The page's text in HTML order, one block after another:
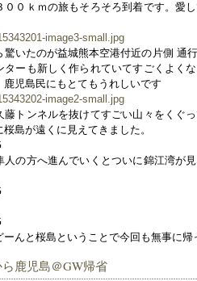
００ｋｍの旅もそろそろ到着です。愛
驚いたのが益城熊本空港付近の片側 通
ターも新しく作られていてすごくよく
鹿児島民にもとてもうれしいです
藤トンネルを抜けてすごい山々をくぐ
島が遠くに見えてきました。
人の方へ進んでいくとついに錦江湾が
ーんと桜島ということで今回も無事に帰
鹿児島＠GW帰省